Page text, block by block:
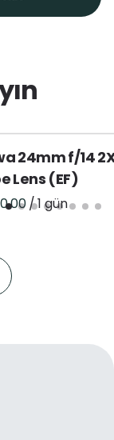
24mm f/14
Lens (EF)
/